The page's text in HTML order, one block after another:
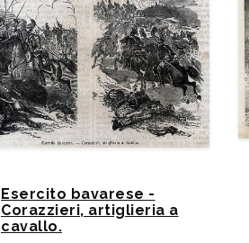
Esercito bavarese -
Corazzieri, artiglieria a
cavallo.